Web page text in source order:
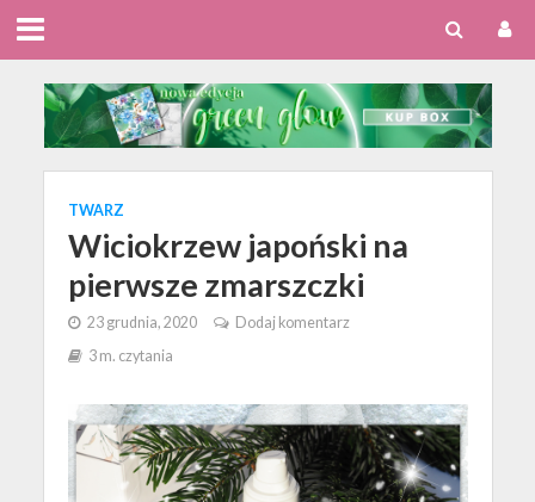
TWARZ
Wiciokrzew japoński na
pierwsze zmarszczki
23 grudnia, 2020
Dodaj komentarz
3 m. czytania